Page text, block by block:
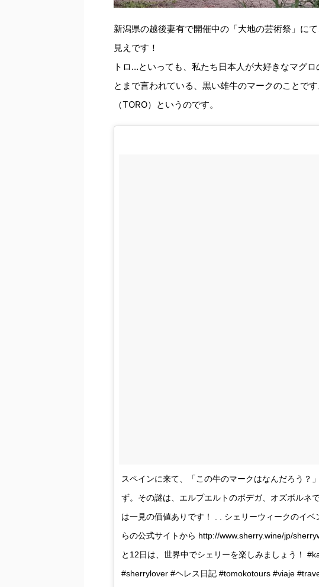
新潟県の越後妻有で開催中の「大地の芸術祭」に
見えです！
トロ…といっても、私たち日本人が大好きなマグ
とまで言われている、黒い雄牛のマークのことで
（TORO）というのです。
スペインに来て、「この牛のマークはなんだろう？
ず。その謎は、エルプエルトのボデガ、オズボルネ
は一見の価値ありです！ . . シェリーウィークのイ
らの公式サイトから http://www.sherry.wine/jp/
と12日は、世界中でシェリーを楽しみましょう！
#sherrylover #ヘレス日記 #tomokotours #viaje